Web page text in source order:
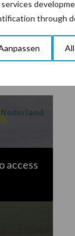
services
through
een
gaan
access